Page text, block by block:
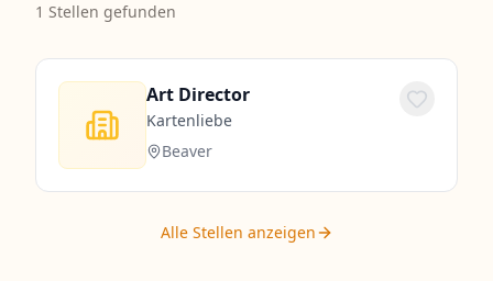
1 Stellen gefunden
Art Director
Kartenliebe
Beaver
Alle Stellen anzeigen